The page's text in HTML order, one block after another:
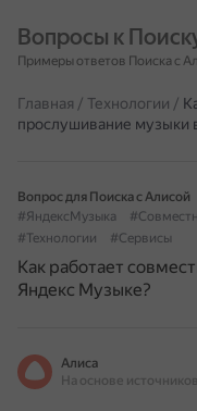
Вопросы к
Примеры ответов Поиска с
Главная / Технологии /
прослушивание музыки
Вопрос для Поиска с Алисой
#ЯндексМузыка
#Технологии
#Сервисы
Как работает
Яндекс Музыке?
Алиса